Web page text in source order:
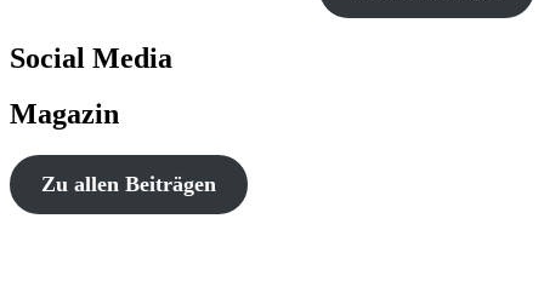
Social Media
Magazin
Zu allen Beiträgen